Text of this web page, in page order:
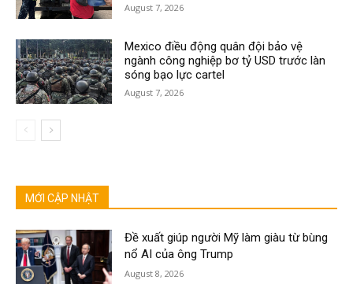
August 7, 2026
Mexico điều động quân đội bảo vệ
ngành công nghiệp bơ tỷ USD trước làn
sóng bạo lực cartel
August 7, 2026
MỚI CẬP NHẬT
Đề xuất giúp người Mỹ làm giàu từ bùng
nổ AI của ông Trump
August 8, 2026